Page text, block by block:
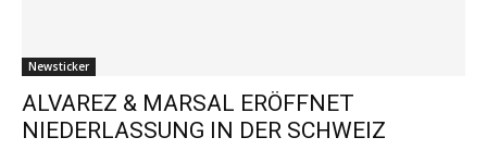
Newsticker
ALVAREZ & MARSAL ERÖFFNET
NIEDERLASSUNG IN DER SCHWEIZ